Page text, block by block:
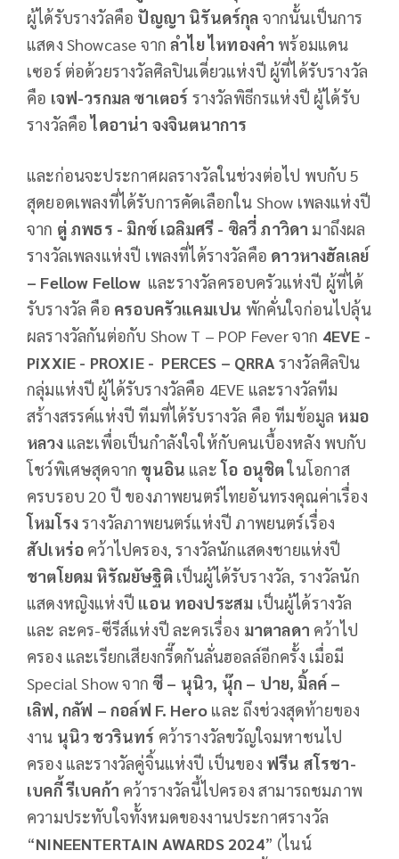
ผู้ได้รับรางวัลคือ ปัญญา นิรันดร์กุล จากนั้นเป็นการ
แสดง Showcase จากลำไย ไหทองคำ พร้อมแดน
เซอร์ ต่อด้วยรางวัลศิลปินเดี่ยวแห่งปี ผู้ที่ได้รับรางวัล
คือ เจฟ-วรกมล ซาเตอร์ รางวัลพิธีกรแห่งปี ผู้ได้รับ
รางวัลคือไดอาน่า จงจินตนาการ
และก่อนจะประกาศผลรางวัลในช่วงต่อไป พบกับ 5
สุดยอดเพลงที่ได้รับการคัดเลือกใน Show เพลงแห่งปี
จาก ตู่ ภพธร - มิกซ์ เฉลิมศรี - ซิลวี่ ภาวิดา มาถึงผล
รางวัลเพลงแห่งปี เพลงที่ได้รางวัลคือ ดาวหางฮัลเลย์
– Fellow Fellowและรางวัลครอบครัวแห่งปี ผู้ที่ได้
รับรางวัล คือ ครอบครัวแคมเปน พักคั่นใจก่อนไปลุ้น
ผลรางวัลกันต่อกับ Show T – POP Fever จาก 4EVE -
PiXXiE - PROXIE - PERCES – QRRA รางวัลศิลปิน
กลุ่มแห่งปี ผู้ได้รับรางวัลคือ 4EVE และรางวัลทีม
สร้างสรรค์แห่งปี ทีมที่ได้รับรางวัล คือ ทีมข้อมูล หมอ
หลวงและเพื่อเป็นกำลังใจให้กับคนเบื้องหลัง พบกับ
โชว์พิเศษสุดจาก ขุนอิน และโอ อนุชิตในโอกาส
ครบรอบ 20 ปี ของภาพยนตร์ไทยอันทรงคุณค่าเรื่อง
โหมโรงรางวัลภาพยนตร์แห่งปี ภาพยนตร์เรื่อง
สัปเหร่อ คว้าไปครอง, รางวัลนักแสดงชายแห่งปี
ชาตโยดม หิรัณยัษฐิติเป็นผู้ได้รับรางวัล, รางวัลนัก
แสดงหญิงแห่งปี แอน ทองประสม เป็นผู้ได้รางวัล
และ ละคร-ซีรีส์แห่งปี ละครเรื่อง มาตาลดา คว้าไป
ครอง และเรียกเสียงกรี๊ดกันลั่นฮอลล์อีกครั้ง เมื่อมี
Special Show จาก ซี – นุนิว, นุ๊ก – ปาย, มิ้ลค์ –
เลิฟ, กลัฟ – กอล์ฟ F. Hero และ ถึงช่วงสุดท้ายของ
งาน นุนิว ชวรินทร์ คว้ารางวัลขวัญใจมหาชนไป
ครอง และรางวัลคู่จิ้นแห่งปี เป็นของ ฟรีน สโรชา-
เบคกี้ รีเบคก้า คว้ารางวัลนี้ไปครอง สามารถชมภาพ
ความประทับใจทั้งหมดของงานประกาศรางวัล
“NINEENTERTAIN AWARDS 2024” (ไนน์